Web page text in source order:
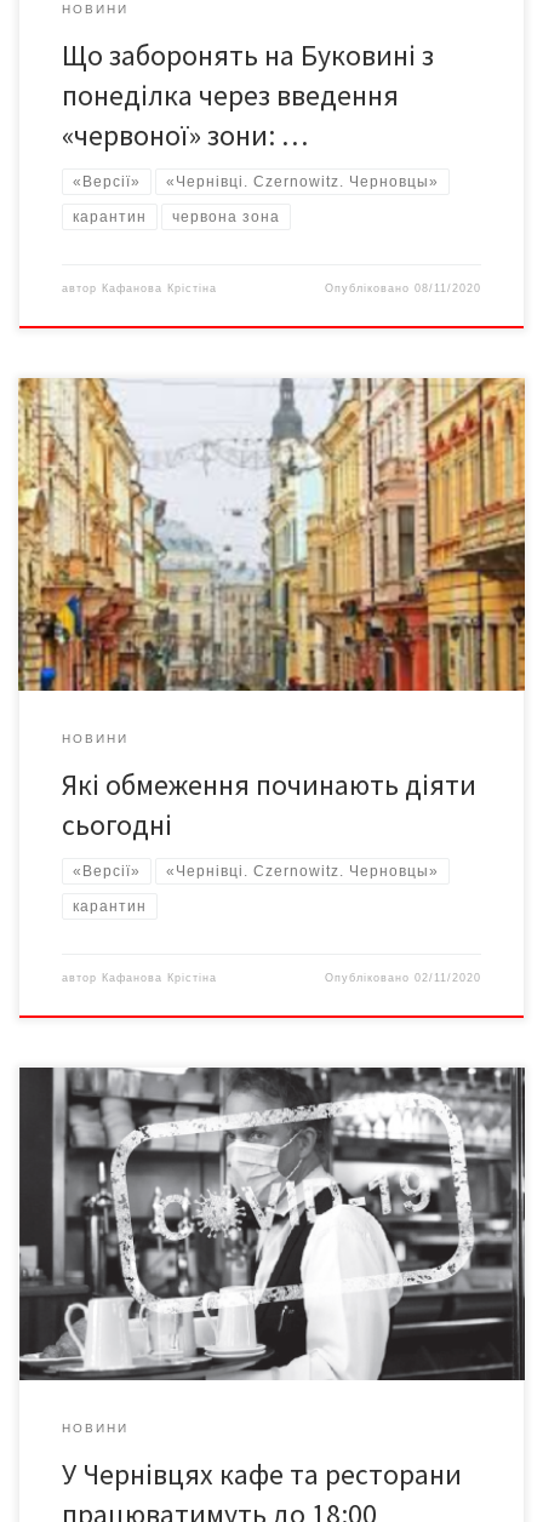
НОВИНИ
Що заборонять на Буковині з
понеділка через введення
«червоної» зони: …
«Версії» «Чернівці. Czernowitz. Черновцы»
карантин червона зона
автор Кафанова Крістіна Опубліковано08/11/2020
У Чернівецькій області сьогодні, 2 листопада почали діяти нові
карантинні обмеження, встановлені урядом України. Як
повідомляє molbuk.ua, від сьогодні до “червоної” зони
карантинних обмежень на Буковині входять міста Чернівці й
Новодністровськ, а також Вижницький, Заставнівський,
Кіцманський та Хотинський райони. Згідно з рішенням
Державної комісії з ТЕБ та НС, до “помаранчевої” зони тепер
[…]
НОВИНИ
Які обмеження починають діяти
сьогодні
«Версії» «Чернівці. Czernowitz. Черновцы»
карантин
автор Кафанова Крістіна Опубліковано02/11/2020
У Чернівцях, Новодністровську і трьох районах Чернівецької
області – Кельменецькому, Кіцманському та Хотинському, які
перебувають у червоній карантинній зоні, обмежили роботу
ресторанів, кафе і їдалень від 8:00 до 18:00, повідомляє
пресслужба ОДА на сторінці у Фейсбуці. Відповідне рішення
прийняла обласна комісія з питань техногенно-екологічної
безпеки та надзвичайних ситуацій (ТЕБ та […]
НОВИНИ
У Чернівцях кафе та ресторани
працюватимуть до 18:00